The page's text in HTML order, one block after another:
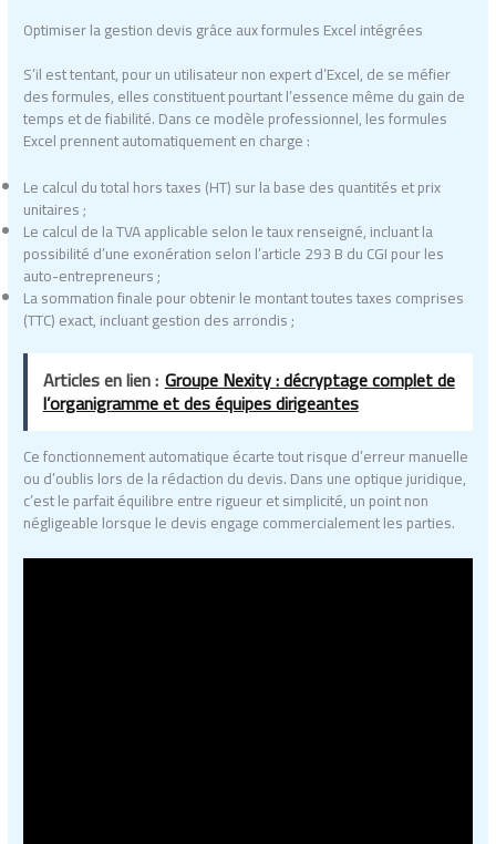
Optimiser la gestion devis grâce aux formules Excel intégrées
S’il est tentant, pour un utilisateur non expert d’Excel, de se méfier
des formules, elles constituent pourtant l’essence même du gain de
temps et de fiabilité. Dans ce modèle professionnel, les formules
Excel prennent automatiquement en charge :
Le calcul du total hors taxes (HT) sur la base des quantités et prix
unitaires ;
Le calcul de la TVA applicable selon le taux renseigné, incluant la
possibilité d’une exonération selon l’article 293 B du CGI pour les
auto-entrepreneurs ;
La sommation finale pour obtenir le montant toutes taxes comprises
(TTC) exact, incluant gestion des arrondis ;
Articles en lien : Groupe Nexity : décryptage complet de
l’organigramme et des équipes dirigeantes
Ce fonctionnement automatique écarte tout risque d’erreur manuelle
ou d’oublis lors de la rédaction du devis. Dans une optique juridique,
c’est le parfait équilibre entre rigueur et simplicité, un point non
négligeable lorsque le devis engage commercialement les parties.